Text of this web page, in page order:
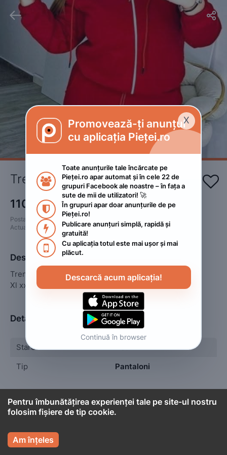
 
Treninguri vătuite 
110 RON
Postat
2025. octombrie 25.
Actualizat
2025. octombrie 25.
Descriere
Treninguri dama vătuite
Xl xxl 3xl 4xl 5xl
Detalii
Stare
Tip
Pantaloni
 Cont titular
Adriana
Persoană fizică
X
Promovează-ți anunțul
cu aplicația Pieței.ro

Toate anunțurile tale încărcate pe
Pieței.ro apar automat și în cele 22 de
grupuri Facebook ale noastre – în fața a
sute de mii de utilizatori! 🚀

În grupuri apar doar anunțurile de pe
Pieței.ro!

Publicare anunțuri simplă, rapidă și
gratuită!

Cu aplicația totul este mai ușor și mai
plăcut.
Descarcă acum aplicația!
Continuă în browser
Pentru îmbunătățirea experienței tale pe site-ul nostru
folosim fișiere de tip cookie.
Am înțeles